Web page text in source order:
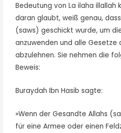
Bedeutung von La ilaha illallah
daran glaubt, weiß genau,
(saws) geschickt wurde, um
anzuwenden und alle Gesetze
abzulehnen. Sie nehmen die
Beweis:
Buraydah Ibn Hasib sagte:
»Wenn der Gesandte Allahs
für eine Armee oder einen